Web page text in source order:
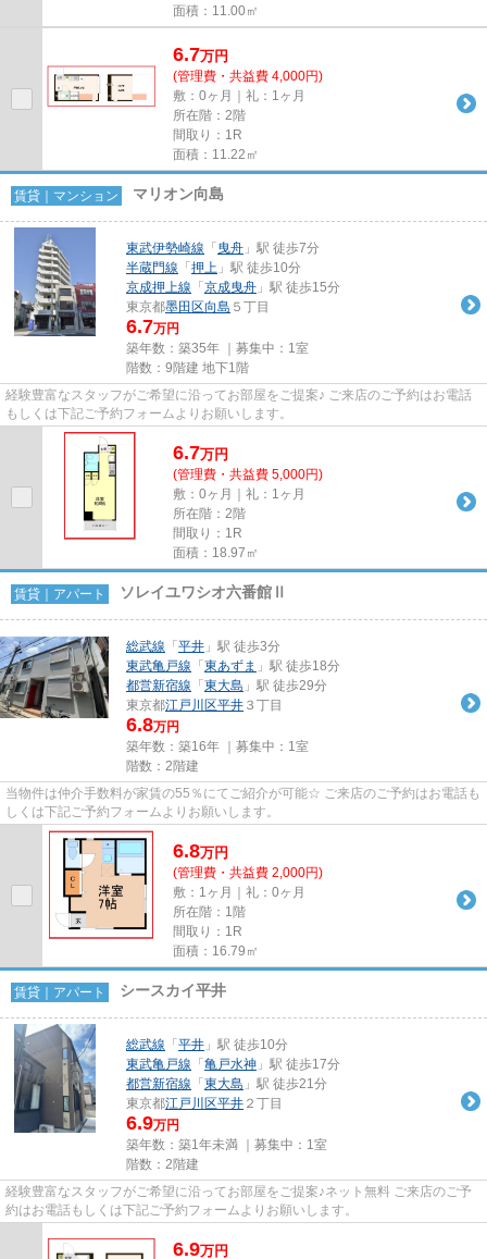
面積：11.00㎡
6.7万円
(管理費・共益費 4,000円)
敷：0ヶ月｜礼：1ヶ月
所在階：2階
間取り：1R
面積：11.22㎡
賃貸｜マンション マリオン向島
東武伊勢崎線 「 曳舟 」駅 徒歩7分
半蔵門線 「 押上 」駅 徒歩10分
京成押上線 「 京成曳舟 」駅 徒歩15分
東京都墨田区向島 ５丁目
6.7万円
築年数：築35年 ｜募集中： 1室
階数：9階建 地下1階
経験豊富なスタッフがご希望に沿ってお部屋をご提案♪ ご来店のご予約はお電話
もしくは下記ご予約フォームよりお願いします。
6.7万円
(管理費・共益費 5,000円)
敷：0ヶ月｜礼：1ヶ月
所在階：2階
間取り：1R
面積：18.97㎡
賃貸｜アパート ソレイユワシオ六番館Ⅱ
総武線 「 平井 」駅 徒歩3分
東武亀戸線 「 東あずま 」駅 徒歩18分
都営新宿線 「 東大島 」駅 徒歩29分
東京都江戸川区平井 ３丁目
6.8万円
築年数：築16年 ｜募集中： 1室
階数：2階建
当物件は仲介手数料が家賃の55％にてご紹介が可能☆ ご来店のご予約はお電話も
しくは下記ご予約フォームよりお願いします。
6.8万円
(管理費・共益費 2,000円)
敷：1ヶ月｜礼：0ヶ月
所在階：1階
間取り：1R
面積：16.79㎡
賃貸｜アパート シースカイ平井
総武線 「 平井 」駅 徒歩10分
東武亀戸線 「 亀戸水神 」駅 徒歩17分
都営新宿線 「 東大島 」駅 徒歩21分
東京都江戸川区平井 ２丁目
6.9万円
築年数：築1年未満 ｜募集中： 1室
階数：2階建
経験豊富なスタッフがご希望に沿ってお部屋をご提案♪ネット無料 ご来店のご予
約はお電話もしくは下記ご予約フォームよりお願いします。
6.9万円